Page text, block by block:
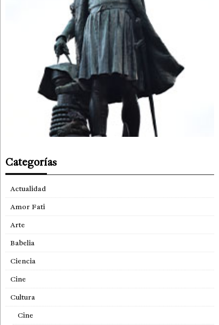
Categorías
Actualidad
Amor Fati
Arte
Babelia
Ciencia
Cine
Cultura
Cine